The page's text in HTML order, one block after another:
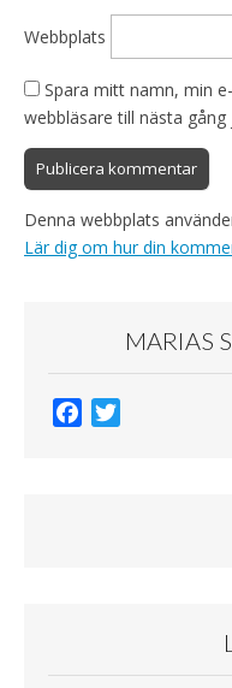
Webbplats
Spara mitt namn, min
webbläsare till nästa
Denna webbplats
Lär dig om hur din
MARIAS